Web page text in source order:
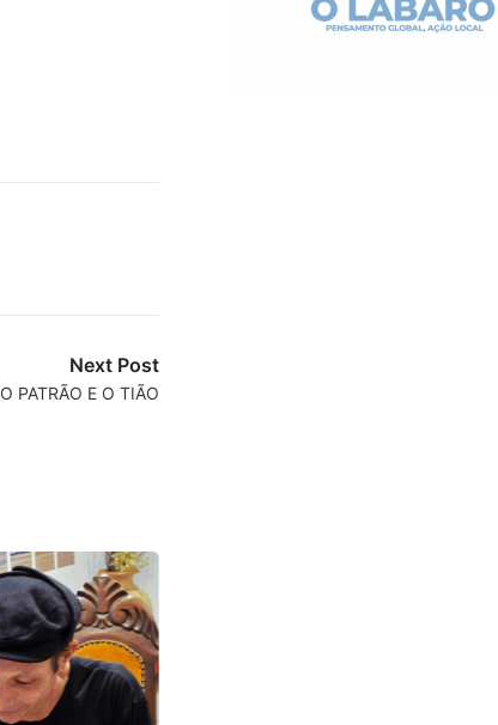
Next Post
O PATRÃO E O TIÃO